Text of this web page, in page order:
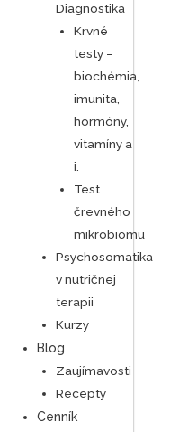
Diagnostika
Krvné
testy –
biochémia,
imunita,
hormóny,
vitamíny a
i.
Test
črevného
mikrobiomu
Psychosomatika
v nutričnej
terapii
Kurzy
Blog
Zaujímavosti
Recepty
Cenník